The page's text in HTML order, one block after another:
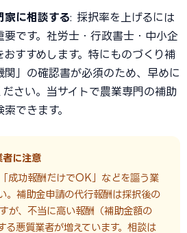
家に相談する: 採択率を上げるには
要です。社労士・行政書士・中小企
すすめします。特にものづくり補
関」の確認書が必須のため、早めに
さい。当サイトで農業専門の補助
できます。
者に注意
成功報酬だけでOK」などを謳う業
。補助金申請の代行報酬は採択後の
が、不当に高い報酬（補助金額の
悪質業者が増えています。相談は